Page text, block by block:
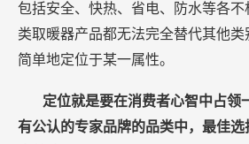
包括安全、快热、省电、防水等各
类取暖器产品都无法完全替代其他
简单地定位于某一属性。
定位就是要在消费者心智中占领
有公认的专家品牌的品类中，最佳